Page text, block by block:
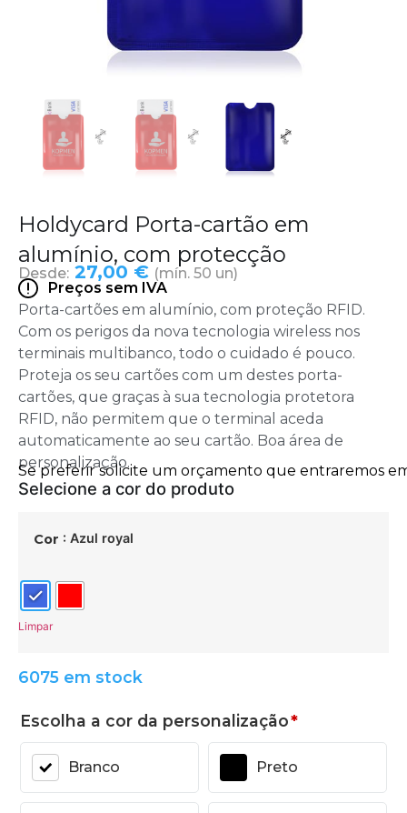
Holdycard Porta-cartão em
alumínio, com protecção
Desde: 27,00 € (mín. 50 un)
Preços sem IVA
Porta-cartões em alumínio, com proteção RFID.
Com os perigos da nova tecnologia wireless nos
terminais multibanco, todo o cuidado é pouco.
Proteja os seu cartões com um destes porta-
cartões, que graças à sua tecnologia protetora
RFID, não permitem que o terminal aceda
automaticamente ao seu cartão. Boa área de
personalização.
Cor : Azul royal
Limpar
6075 em stock
Escolha a cor da personalização*
Branco Preto